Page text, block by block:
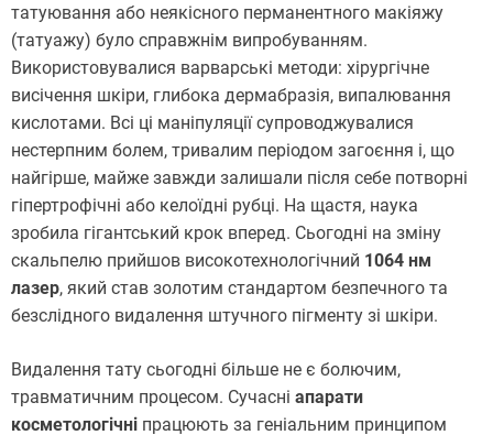
татуювання або неякісного перманентного макіяжу
(татуажу) було справжнім випробуванням.
Використовувалися варварські методи: хірургічне
висічення шкіри, глибока дермабразія, випалювання
кислотами. Всі ці маніпуляції супроводжувалися
нестерпним болем, тривалим періодом загоєння і, що
найгірше, майже завжди залишали після себе потворні
гіпертрофічні або келоїдні рубці. На щастя, наука
зробила гігантський крок вперед. Сьогодні на зміну
скальпелю прийшов високотехнологічний 1064 нм
лазер, який став золотим стандартом безпечного та
безслідного видалення штучного пігменту зі шкіри.
Видалення тату сьогодні більше не є болючим,
травматичним процесом. Сучасні апарати
косметологічні працюють за геніальним принципом